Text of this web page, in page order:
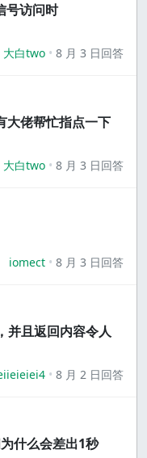
号访问时
大白two 8 月 3 日回答
大佬帮忙指点一下
大白two 8 月 3 日回答
iomect 8 月 3 日回答
并且返回内容令人
8 月 2 日回答
什么会差出1秒